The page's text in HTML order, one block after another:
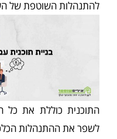
להתנהלות השוטפת של
התוכנית כוללת את כל
לשפר את ההתנהלות